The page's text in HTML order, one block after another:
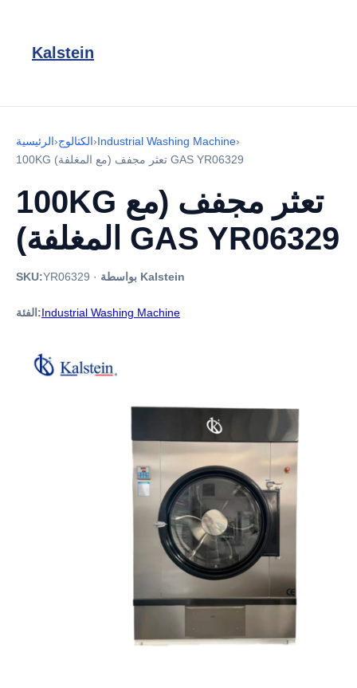
Kalstein
الرئيسية›الكتالوج›Industrial Washing Machine›
100KG تعثر مجفف (مع المغلفة) GAS YR06329
100KG تعثر مجفف (مع
المغلفة) GAS YR06329
SKU:YR06329 · بواسطة Kalstein
الفئة:Industrial Washing Machine